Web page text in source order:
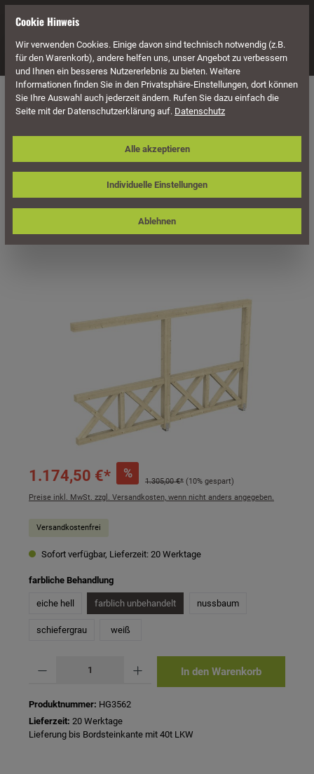
Navigation
Überdachung Terrassenüberdachungen
Skan Holz Seitenwand 355 x 210 cm,
Andreaskreuz, für Wandanbau-
Leimholz-Terrassenüberdachungen
1.174,50 €* %
1.305,00 €* (10% gespart)
Preise inkl. MwSt. zzgl. Versandkosten, wenn nicht anders angegeben.
Versandkostenfrei
Sofort verfügbar, Lieferzeit: 20 Werktage
farbliche Behandlungauswählen
eiche hell farblich unbehandelt nussbaum
schiefergrau weiß
In den Warenkorb
Produktnummer: HG3562
Lieferzeit: 20 Werktage
Lieferung bis Bordsteinkante mit 40t LKW
Cookie Hinweis
Wir verwenden Cookies. Einige davon sind technisch notwendig (z.B.
für den Warenkorb), andere helfen uns, unser Angebot zu verbessern
und Ihnen ein besseres Nutzererlebnis zu bieten. Weitere
Informationen finden Sie in den Privatsphäre-Einstellungen, dort können
Sie Ihre Auswahl auch jederzeit ändern. Rufen Sie dazu einfach die
Seite mit der Datenschutzerklärung auf. Datenschutz
Individuelle Einstellungen
Ablehnen
Alle akzeptieren